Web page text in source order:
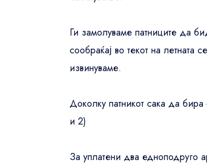
Ги замолуваме патниците да
сообраќај во текот на
извинуваме.
Доколку патникот сака да
и 2)
За уплатени два едноподруго